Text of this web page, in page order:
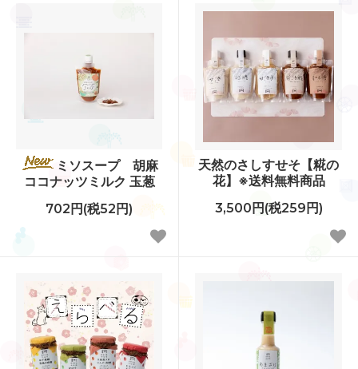
ミソスープ 胡麻
ココナッツミルク 玉葱
702円(税52円)
天然のさしすせそ【糀の
花】※送料無料商品
3,500円(税259円)